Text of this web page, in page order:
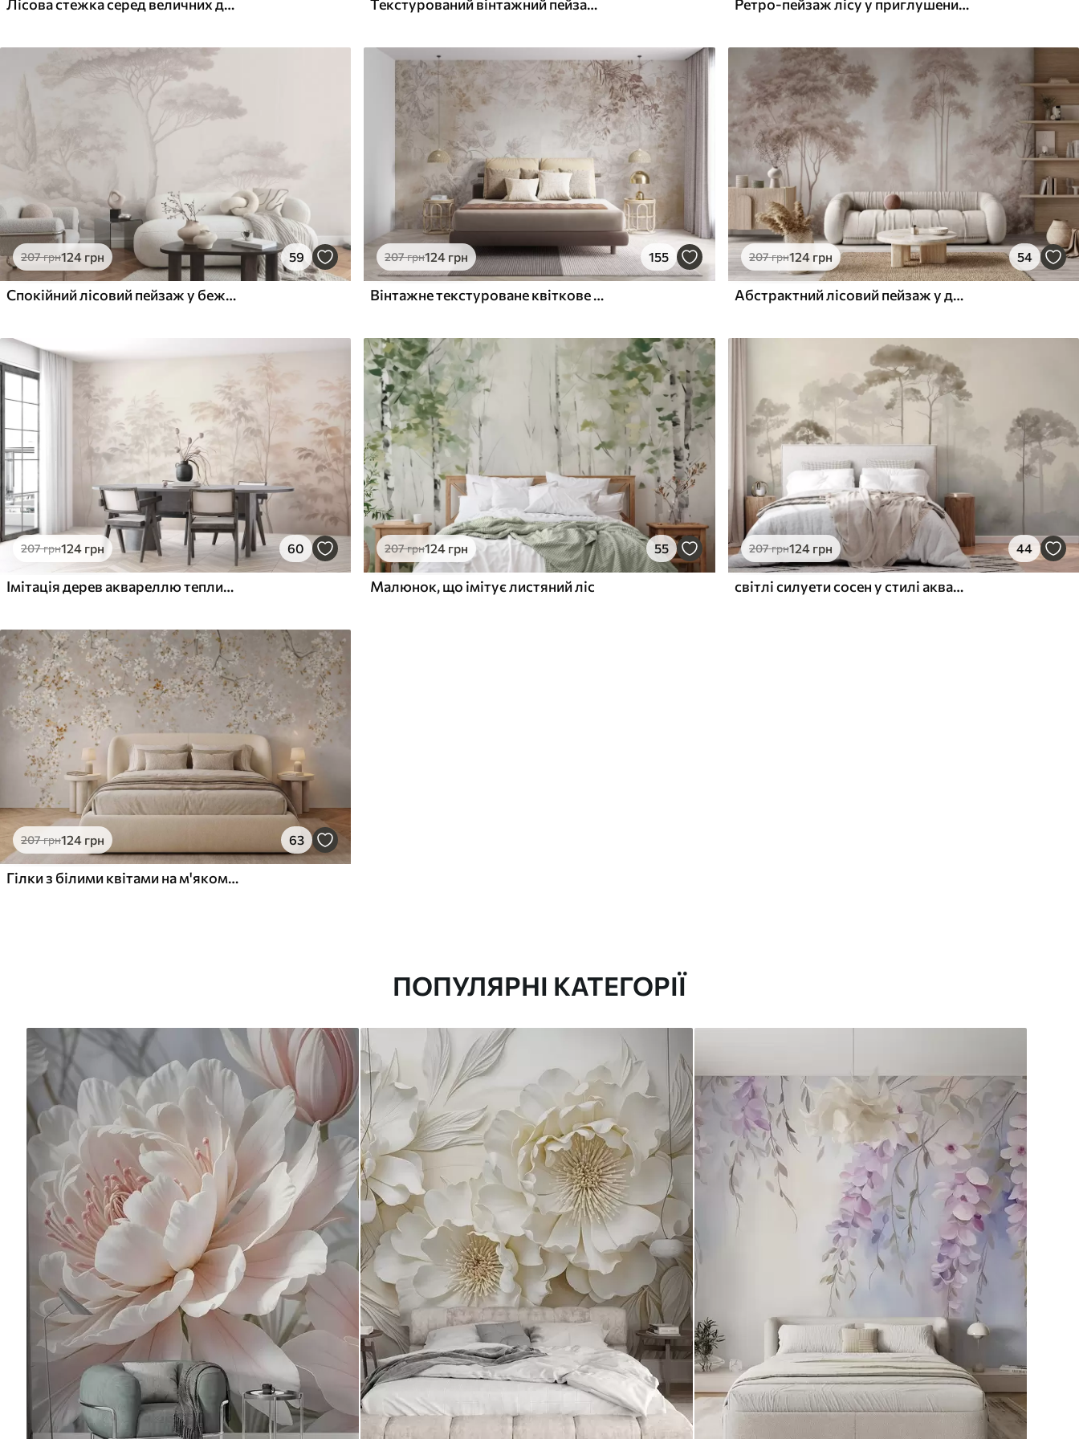
Лісова стежка серед величних дерев у стилі акварелі Текстурований вінтажний пейзаж з деревом біля річки та хмарним небом, мистецтво природи в тонах сепії Ретро-пейзаж лісу у приглушених зелених тонах
207грн124 грн 59
Спокійний лісовий пейзаж у бежевій кольоровій гамі
207грн124 грн 155
Вінтажне текстуроване квіткове мистецтво з ілюстраціями ніжних садових квітів і листя в стилі малюнка, м'які пастельні бежеві та сепійні тони
207грн124 грн 54
Абстрактний лісовий пейзаж у димчасто-бежевих тонах із відчуттям глибини
207грн124 грн 60
Імітація дерев аквареллю теплих кольорів
207грн124 грн 55
Малюнок, що імітує листяний ліс
207грн124 грн 44
світлі силуети сосен у стилі акварелі
207грн124 грн 63
Гілки з білими квітами на м'якому бежевому тлі
ПОПУЛЯРНІ КАТЕГОРІЇ